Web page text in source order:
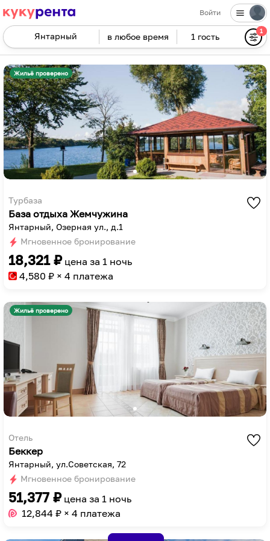
Войти
в любое время
Navigate
to
interact
with
the
calendar
and
select
a
the
keyboard
shortcuts
changing
dates.
backward
to
interact
with
the
calendar
and
select
get
the
keyboard
shortcuts
for
changing
dates.
1 гость
1
Жильё проверено
Турбаза
База отдыха Жемчужина
Янтарный, Озерная ул., д.1
Мгновенное бронирование
18,321₽ цена за 1 ночь
4,580 ₽ × 4 платежа
Жильё проверено
Отель
Беккер
Янтарный, ул.Советская, 72
Мгновенное бронирование
51,377 ₽ цена за 1 ночь
12,844 ₽ × 4 платежа